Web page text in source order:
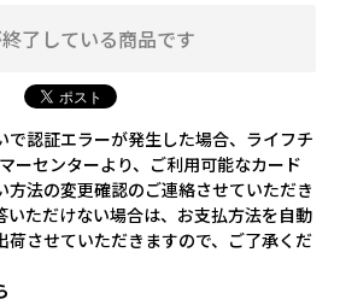
了している商品です
認証エラーが発生した場合、ライフチ
ーセンターより、ご利用可能なカード
方法の変更確認のご連絡させていただき
いただけない場合は、お支払方法を自動
荷させていただきますので、ご了承くだ